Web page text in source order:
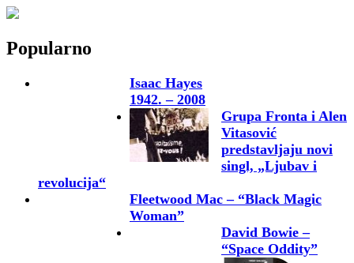
Popularno
Isaac Hayes
1942. – 2008
Grupa Fronta i Alen
Vitasović
predstavljaju novi
singl, „Ljubav i
revolucija“
Fleetwood Mac – “Black Magic
Woman”
David Bowie –
“Space Oddity”